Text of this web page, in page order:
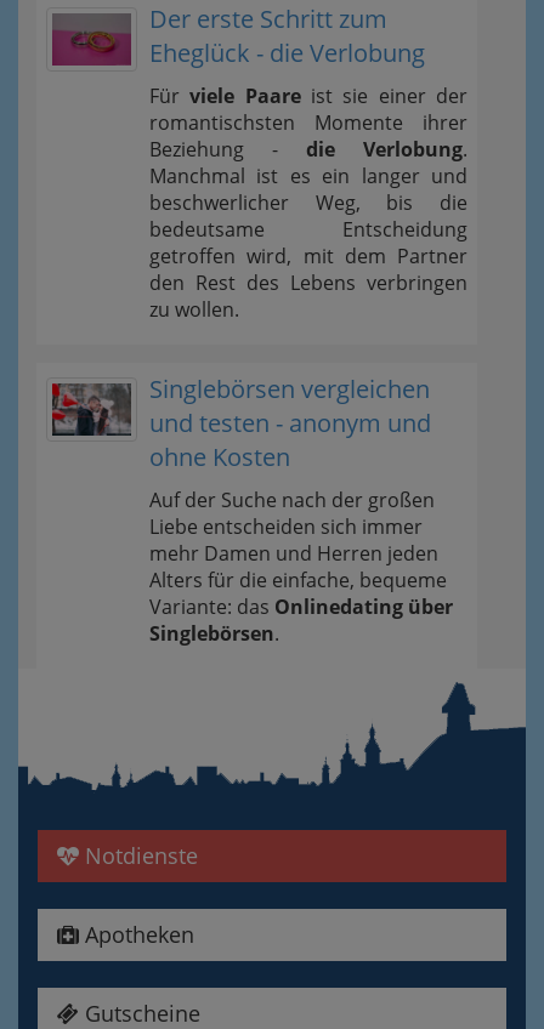
Der erste Schritt zum
Eheglück - die Verlobung
Fürviele Paareist sie einer der
romantischsten Momente ihrer
Beziehung - die Verlobung.
Manchmal ist es ein langer und
beschwerlicher Weg, bis die
bedeutsame Entscheidung
getroffen wird, mit dem Partner
den Rest des Lebens verbringen
zu wollen.
Singlebörsen vergleichen
und testen - anonym und
ohne Kosten
Auf der Suche nach der großen
Liebe entscheiden sich immer
mehr Damen und Herren jeden
Alters für die einfache, bequeme
Variante: das Onlinedating über
Singlebörsen.
Notdienste
Apotheken
Gutscheine